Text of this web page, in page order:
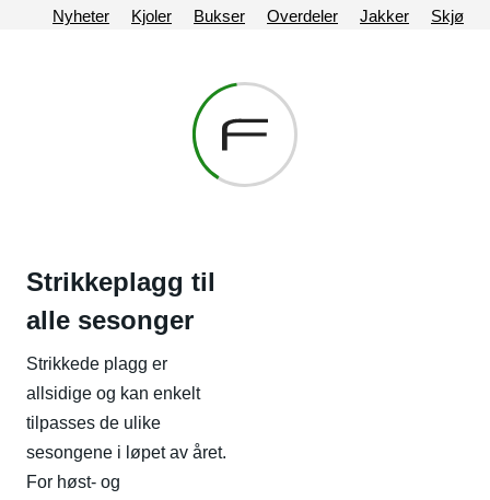
Nyheter Kjoler Bukser Overdeler Jakker Skjørt
Strikkeplagg til
alle sesonger
Strikkede plagg er
allsidige og kan enkelt
tilpasses de ulike
sesongene i løpet av året.
For høst- og